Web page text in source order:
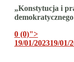
„Konstytucja i
0 (0)">
19/01/202319/01/